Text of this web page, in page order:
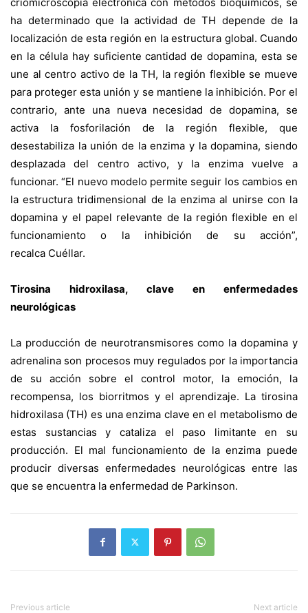
ha determinado que la actividad de TH depende de la
localización de esta región en la estructura global. Cuando
en la célula hay suficiente cantidad de dopamina, esta se
une al centro activo de la TH, la región flexible se mueve
para proteger esta unión y se mantiene la inhibición. Por el
contrario, ante una nueva necesidad de dopamina, se
activa la fosforilación de la región flexible, que
desestabiliza la unión de la enzima y la dopamina, siendo
desplazada del centro activo, y la enzima vuelve a
funcionar. “El nuevo modelo permite seguir los cambios en
la estructura tridimensional de la enzima al unirse con la
dopamina y el papel relevante de la región flexible en el
funcionamiento o la inhibición de su acción”,
recalca Cuéllar.
Tirosina hidroxilasa, clave en enfermedades
neurológicas
La producción de neurotransmisores como la dopamina y
adrenalina son procesos muy regulados por la importancia
de su acción sobre el control motor, la emoción, la
recompensa, los biorritmos y el aprendizaje. La tirosina
hidroxilasa (TH) es una enzima clave en el metabolismo de
estas sustancias y cataliza el paso limitante en su
producción. El mal funcionamiento de la enzima puede
producir diversas enfermedades neurológicas entre las
que se encuentra la enfermedad de Parkinson.
Previous article Next article